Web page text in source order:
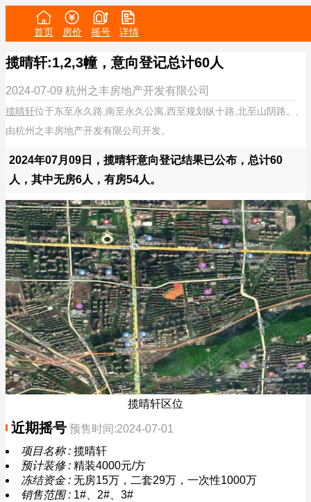
首页 房价 摇号 详情
揽晴轩:1,2,3幢，意向登记总计60人
2024-07-09 杭州之丰房地产开发有限公司
揽晴轩位于东至永久路,南至永久公寓,西至规划纵十路,北至山阴路。,
由杭州之丰房地产开发有限公司开发。
2024年07月09日，揽晴轩意向登记结果已公布，总计60
人，其中无房6人，有房54人。
揽晴轩区位
近期摇号 预售时间:2024-07-01
项目名称 : 揽晴轩
预计装修 : 精装4000元/方
冻结资金 : 无房15万，二套29万，一次性1000万
销售范围 : 1#、2#、3#